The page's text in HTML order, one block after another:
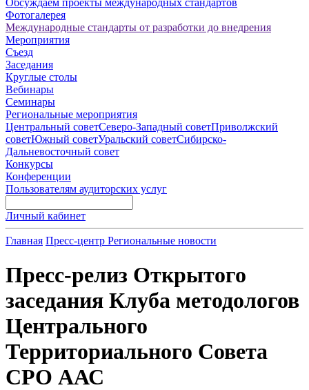
Обсуждаем проекты международных стандартов
Фотогалерея
Международные стандарты от разработки до внедрения
Мероприятия
Съезд
Заседания
Круглые столы
Вебинары
Семинары
Региональные мероприятия
Центральный советСеверо-Западный советПриволжский
советЮжный советУральский советСибирско-
Дальневосточный совет
Конкурсы
Конференции
Пользователям аудиторских услуг
Личный кабинет
Главная Пресс-центр Региональные новости
Пресс-релиз Открытого
заседания Клуба методологов
Центрального
Территориального Совета
СРО ААС